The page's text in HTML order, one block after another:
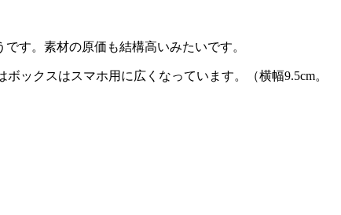
す。素材の原価も結構高いみたいです。
ックスはスマホ用に広くなっています。（横幅9.5cm。